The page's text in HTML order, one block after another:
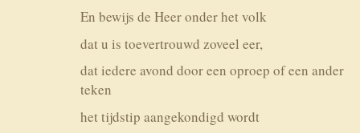
En bewijs de Heer onder het volk
dat u is toevertrouwd zoveel eer,
dat iedere avond door een oproep of een ander
teken
het tijdstip aangekondigd wordt